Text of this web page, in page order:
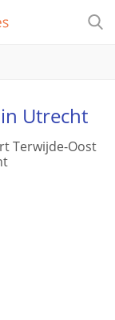
Utrecht
Terwijde-Oost